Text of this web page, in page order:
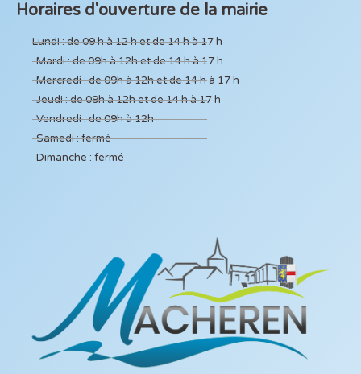
Horaires d'ouverture de la mairie
Lundi : de 09 h à 12 h et de 14 h à 17 h
Mardi : de 09h à 12h et de 14 h à 17 h
Mercredi : de 09h à 12h et de 14 h à 17 h
Jeudi : de 09h à 12h et de 14 h à 17 h
Vendredi : de 09h à 12h
Samedi : fermé
Dimanche : fermé